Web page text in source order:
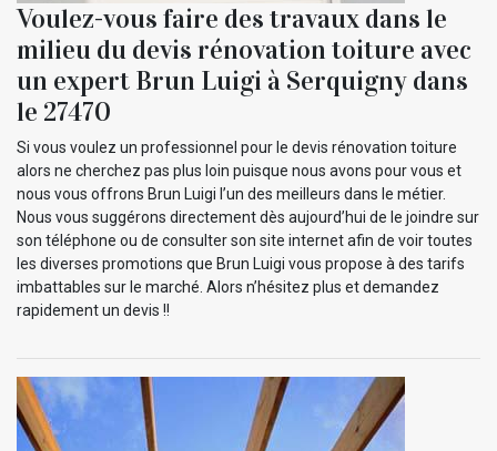
Voulez-vous faire des travaux dans le
milieu du devis rénovation toiture avec
un expert Brun Luigi à Serquigny dans
le 27470
Si vous voulez un professionnel pour le devis rénovation toiture
alors ne cherchez pas plus loin puisque nous avons pour vous et
nous vous offrons Brun Luigi l’un des meilleurs dans le métier.
Nous vous suggérons directement dès aujourd’hui de le joindre sur
son téléphone ou de consulter son site internet afin de voir toutes
les diverses promotions que Brun Luigi vous propose à des tarifs
imbattables sur le marché. Alors n’hésitez plus et demandez
rapidement un devis !!